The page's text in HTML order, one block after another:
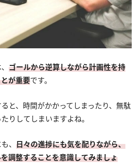
ゴールから逆算しながら計画性を持
が重要です。
と、時間がかかってしまったり、無駄
りしてしまいますよね。
、 日々の進捗にも気を配りながら、
調整することを意識してみましょ